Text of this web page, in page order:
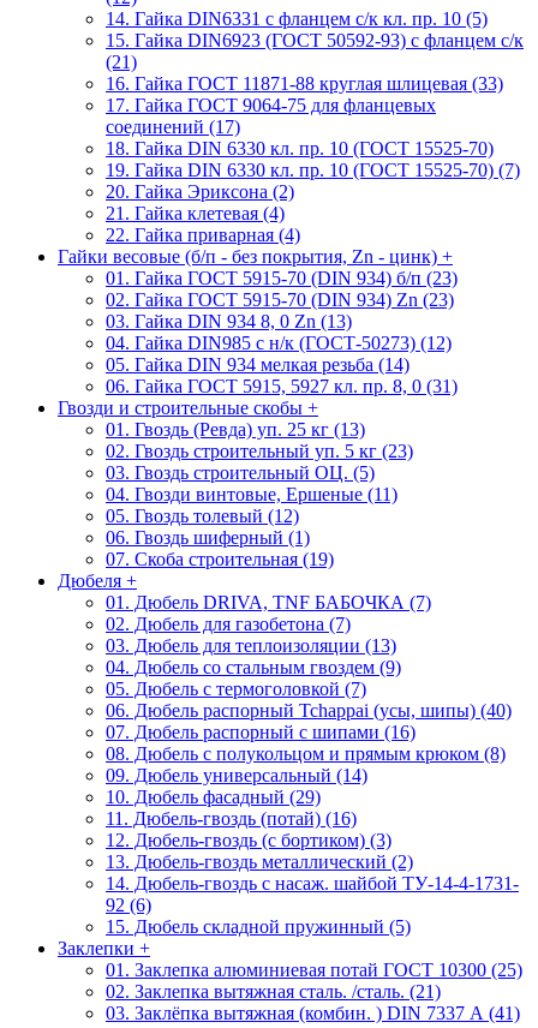
14. Гайка DIN6331 с фланцем с/к кл. пр. 10 (5)
15. Гайка DIN6923 (ГОСТ 50592-93) с фланцем с/к
(21)
16. Гайка ГОСТ 11871-88 круглая шлицевая (33)
17. Гайка ГОСТ 9064-75 для фланцевых
соединений (17)
18. Гайка DIN 6330 кл. пр. 10 (ГОСТ 15525-70)
19. Гайка DIN 6330 кл. пр. 10 (ГОСТ 15525-70) (7)
20. Гайка Эриксона (2)
21. Гайка клетевая (4)
22. Гайка приварная (4)
Гайки весовые (б/п - без покрытия, Zn - цинк) +
01. Гайка ГОСТ 5915-70 (DIN 934) б/п (23)
02. Гайка ГОСТ 5915-70 (DIN 934) Zn (23)
03. Гайка DIN 934 8, 0 Zn (13)
04. Гайка DIN985 с н/к (ГОСТ-50273) (12)
05. Гайка DIN 934 мелкая резьба (14)
06. Гайка ГОСТ 5915, 5927 кл. пр. 8, 0 (31)
Гвозди и строительные скобы +
01. Гвоздь (Ревда) уп. 25 кг (13)
02. Гвоздь строительный уп. 5 кг (23)
03. Гвоздь строительный ОЦ. (5)
04. Гвозди винтовые, Ершеные (11)
05. Гвоздь толевый (12)
06. Гвоздь шиферный (1)
07. Скоба строительная (19)
Дюбеля +
01. Дюбель DRIVA, TNF БАБОЧКА (7)
02. Дюбель для газобетона (7)
03. Дюбель для теплоизоляции (13)
04. Дюбель со стальным гвоздем (9)
05. Дюбель с термоголовкой (7)
06. Дюбель распорный Tchappai (усы, шипы) (40)
07. Дюбель распорный с шипами (16)
08. Дюбель с полукольцом и прямым крюком (8)
09. Дюбель универсальный (14)
10. Дюбель фасадный (29)
11. Дюбель-гвоздь (потай) (16)
12. Дюбель-гвоздь (с бортиком) (3)
13. Дюбель-гвоздь металлический (2)
14. Дюбель-гвоздь с насаж. шайбой ТУ-14-4-1731-
92 (6)
15. Дюбель складной пружинный (5)
Заклепки +
01. Заклепка алюминиевая потай ГОСТ 10300 (25)
02. Заклепка вытяжная сталь. /сталь. (21)
03. Заклёпка вытяжная (комбин. ) DIN 7337 А (41)